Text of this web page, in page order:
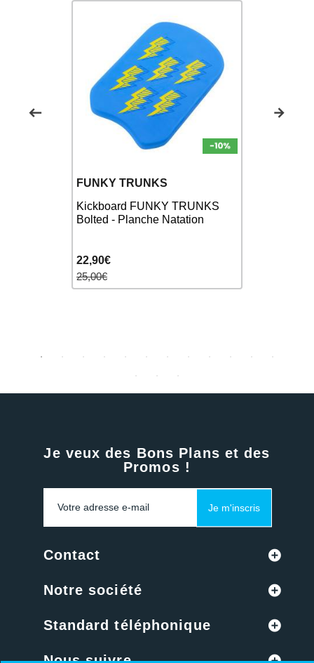
FUNKY TRUNKS
Kickboard FUNKY TRUNKS
Bolted - Planche Natation
22,90€
25,00€
Je veux des Bons Plans et des
Promos !
Je m'inscris
Contact
Notre société
Standard téléphonique